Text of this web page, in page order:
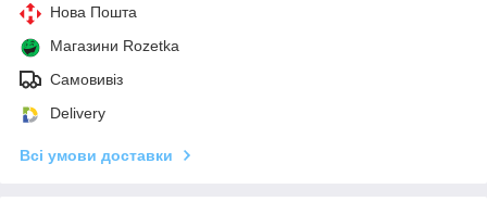
Нова Пошта
Магазини Rozetka
Самовивіз
Delivery
Всі умови доставки